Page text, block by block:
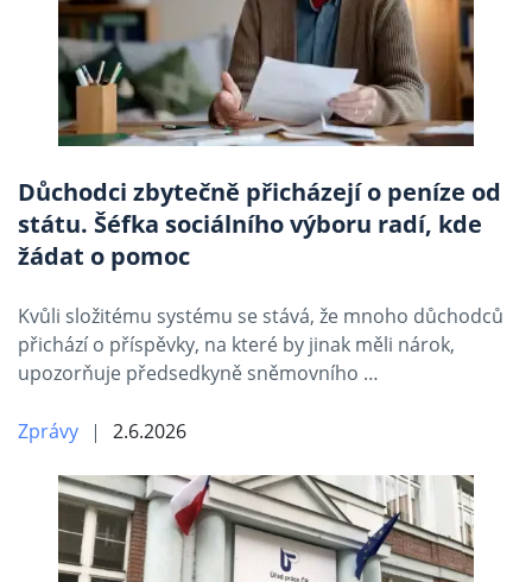
Důchodci zbytečně přicházejí o peníze od
státu. Šéfka sociálního výboru radí, kde
žádat o pomoc
Kvůli složitému systému se stává, že mnoho důchodců
přichází o příspěvky, na které by jinak měli nárok,
upozorňuje předsedkyně sněmovního …
Zprávy 2.6.2026